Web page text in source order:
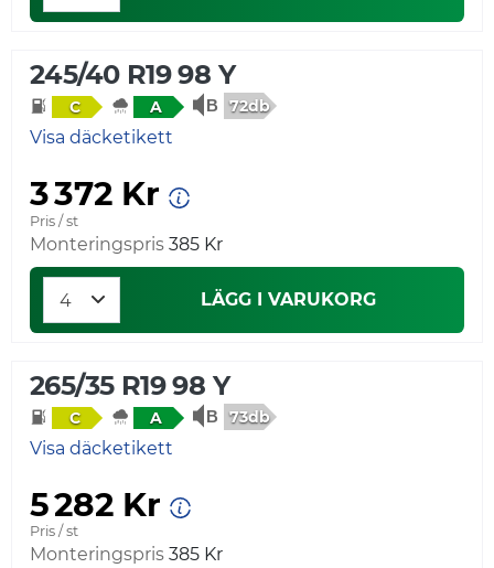
245/40 R19 98 Y
C A 72db
Visa däcketikett
3 372 Kr
Pris / st
Monteringspris 385 Kr
LÄGG I VARUKORG
265/35 R19 98 Y
C A 73db
Visa däcketikett
5 282 Kr
Pris / st
Monteringspris 385 Kr